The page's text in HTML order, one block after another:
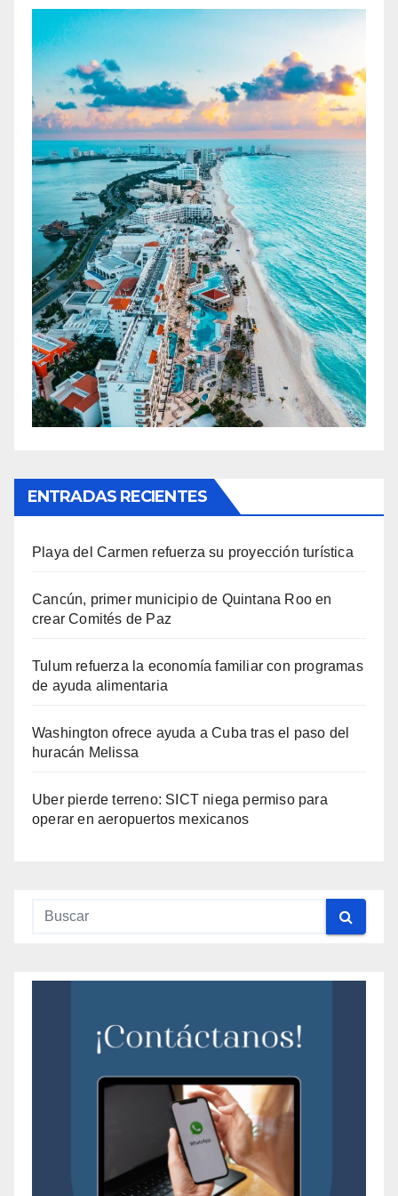
ENTRADAS RECIENTES
Playa del Carmen refuerza su proyección turística
Cancún, primer municipio de Quintana Roo en
crear Comités de Paz
Tulum refuerza la economía familiar con programas
de ayuda alimentaria
Washington ofrece ayuda a Cuba tras el paso del
huracán Melissa
Uber pierde terreno: SICT niega permiso para
operar en aeropuertos mexicanos